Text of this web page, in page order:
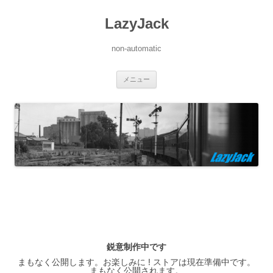
LazyJack
non-automatic
メニュー
ツ
へ
ス
キ
ッ
プ
鋭意制作中です
まもなく公開します。お楽しみに ! ストアは現在準備中です。
まもなく公開されます。